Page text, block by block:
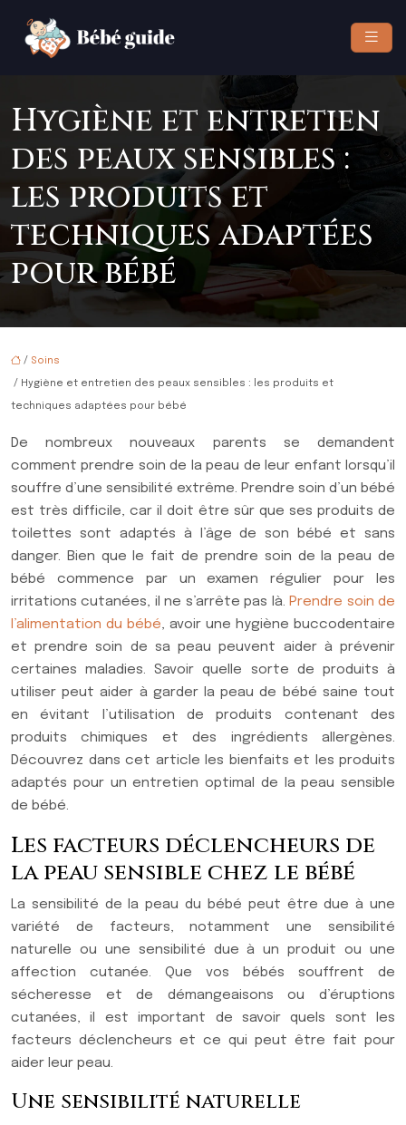
Hygiène et entretien
des peaux sensibles :
les produits et
techniques adaptées
pour bébé
/ Soins
/ Hygiène et entretien des peaux sensibles : les produits et
techniques adaptées pour bébé
De nombreux nouveaux parents se demandent
comment prendre soin de la peau de leur enfant lorsqu’il
souffre d’une sensibilité extrême. Prendre soin d’un bébé
est très difficile, car il doit être sûr que ses produits de
toilettes sont adaptés à l’âge de son bébé et sans
danger. Bien que le fait de prendre soin de la peau de
bébé commence par un examen régulier pour les
irritations cutanées, il ne s’arrête pas là.Prendre soin de
l’alimentation du bébé, avoir une hygiène buccodentaire
et prendre soin de sa peau peuvent aider à prévenir
certaines maladies. Savoir quelle sorte de produits à
utiliser peut aider à garder la peau de bébé saine tout
en évitant l’utilisation de produits contenant des
produits chimiques et des ingrédients allergènes.
Découvrez dans cet article les bienfaits et les produits
adaptés pour un entretien optimal de la peau sensible
de bébé.
Les facteurs déclencheurs de
la peau sensible chez le bébé
La sensibilité de la peau du bébé peut être due à une
variété de facteurs, notamment une sensibilité
naturelle ou une sensibilité due à un produit ou une
affection cutanée. Que vos bébés souffrent de
sécheresse et de démangeaisons ou d’éruptions
cutanées, il est important de savoir quels sont les
facteurs déclencheurs et ce qui peut être fait pour
aider leur peau.
Une sensibilité naturelle